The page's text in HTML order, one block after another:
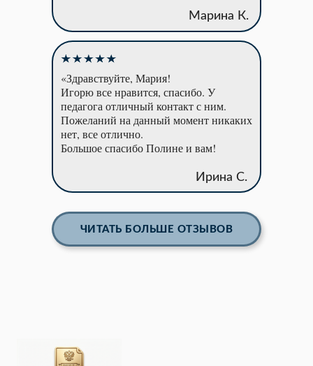
«Здравствуйте, Мария!
Игорю все нравится, спасибо. У
педагога отличный контакт с ним.
Пожеланий на данный момент никаких
нет, все отлично.
Большое спасибо Полине и вам!
Ирина С.
ЧИТАТЬ БОЛЬШЕ ОТЗЫВОВ
Марина К.